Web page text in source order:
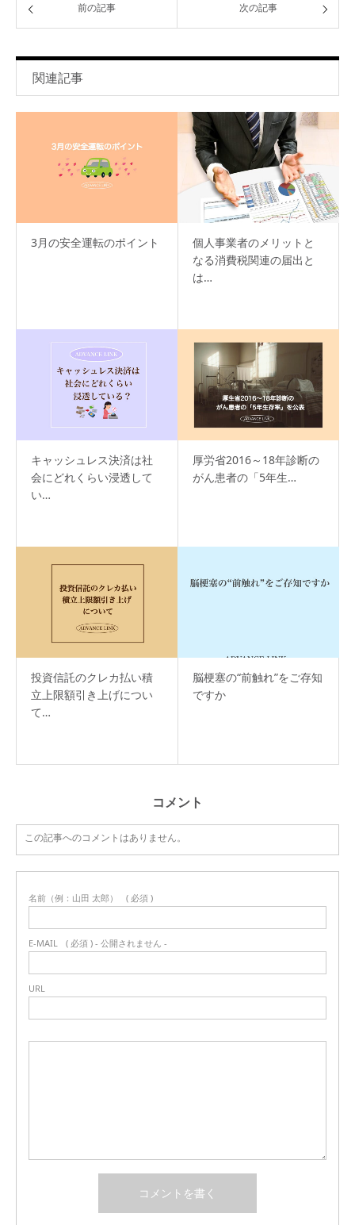
前の記事 次の記事
関連記事
3月の安全運転のポイント
個人事業者のメリットと
なる消費税関連の届出と
は…
キャッシュレス決済は社
会にどれくらい浸透して
い…
厚労省2016～18年診断の
がん患者の「5年生…
投資信託のクレカ払い積
立上限額引き上げについ
て…
脳梗塞の“前触れ”をご存知
ですか
コメント
この記事へのコメントはありません。
名前（例：山田 太郎） ( 必須 )
E-MAIL ( 必須 ) - 公開されません -
URL